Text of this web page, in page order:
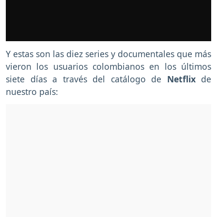
Y estas son las diez series y documentales que más
vieron los usuarios colombianos en los últimos
siete días a través del catálogo de Netflixde
nuestro país: